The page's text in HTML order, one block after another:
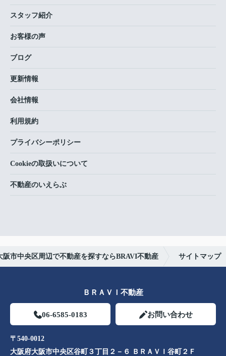
スタッフ紹介
お客様の声
ブログ
更新情報
会社情報
利用規約
プライバシーポリシー
Cookieの取扱いについて
不動産のいえらぶ
阪市中央区周辺で不動産を探すならBRAVI不動産 サイトマップ
ＢＲＡＶＩ不動産
06-6585-0183 お問い合わせ
〒540-0012
大阪府大阪市中央区谷町３丁目２－６ ＢＲＡＶＩ谷町２Ｆ